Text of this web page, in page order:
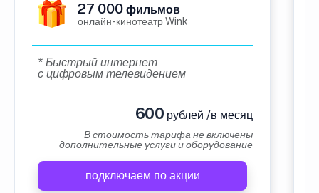
27 000 фильмов
онлайн-кинотеатр Wink
* Быстрый интернет
с цифровым телевидением
600 рублей /в месяц
В стоимость тарифа не включены
дополнительные услуги и оборудование
подключаем по акции